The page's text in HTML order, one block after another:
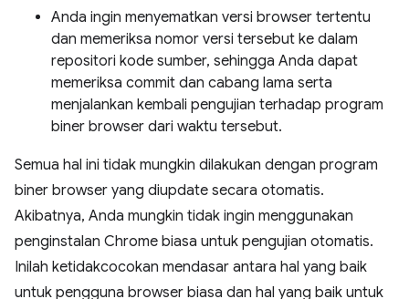
Anda ingin menyematkan versi browser tertentu
dan memeriksa nomor versi tersebut ke dalam
repositori kode sumber, sehingga Anda dapat
memeriksa commit dan cabang lama serta
menjalankan kembali pengujian terhadap program
biner browser dari waktu tersebut.
Semua hal ini tidak mungkin dilakukan dengan program
biner browser yang diupdate secara otomatis.
Akibatnya, Anda mungkin tidak ingin menggunakan
penginstalan Chrome biasa untuk pengujian otomatis.
Inilah ketidakcocokan mendasar antara hal yang baik
untuk pengguna browser biasa dan hal yang baik untuk